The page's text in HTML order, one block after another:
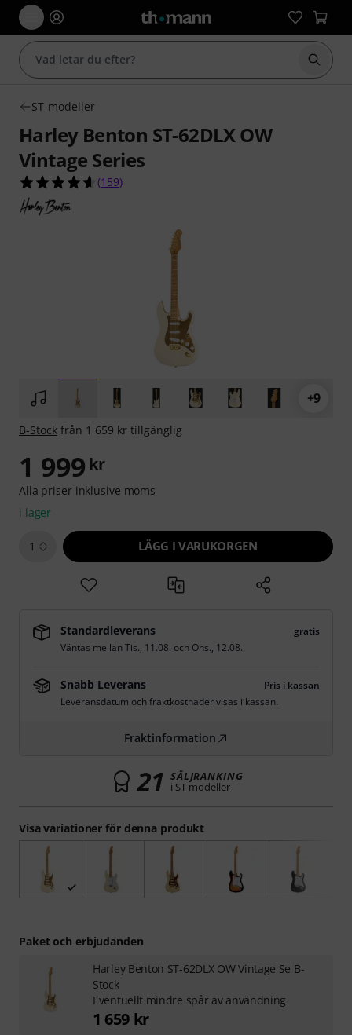
Börja
ST-modeller
Harley Benton ST-62DLX OW
Vintage Series
4.6 av 5 stjärnor från 159 kundbetyg
(159)
+9
Visa variationer för denna produkt
B-Stock från 1 659 kr tillgänglig
1 999 kr
Alla priser inklusive moms
i lager
1 LÄGG I VARUKORGEN
Standardleverans
gratis
Väntas mellanTis., 11.08. och Ons., 12.08..
Snabb Leverans
Pris i kassan
Leveransdatum och fraktkostnader visas i kassan.
Fraktinformation
21 SÄLJRANKING
i ST-modeller
Paket och erbjudanden
Harley Benton ST-62DLX OW Vintage Se B-
Stock
Eventuellt mindre spår av användning
1 659 kr